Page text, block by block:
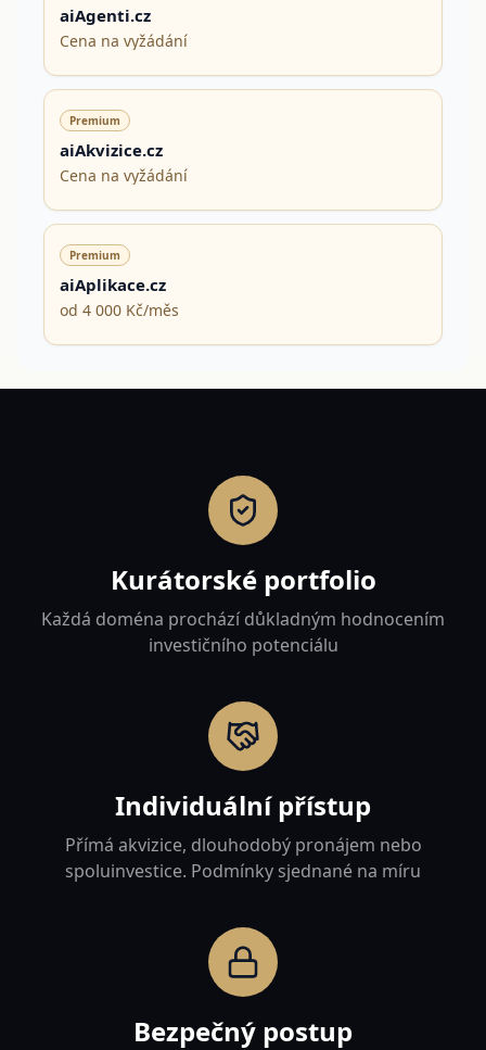
aiAgenti.cz
Cena na vyžádání
Premium
aiAkvizice.cz
Cena na vyžádání
Premium
aiAplikace.cz
od 4 000 Kč/měs
Kurátorské portfolio
Každá doména prochází důkladným hodnocením
investičního potenciálu
Individuální přístup
Přímá akvizice, dlouhodobý pronájem nebo
spoluinvestice. Podmínky sjednané na míru
Bezpečný postup